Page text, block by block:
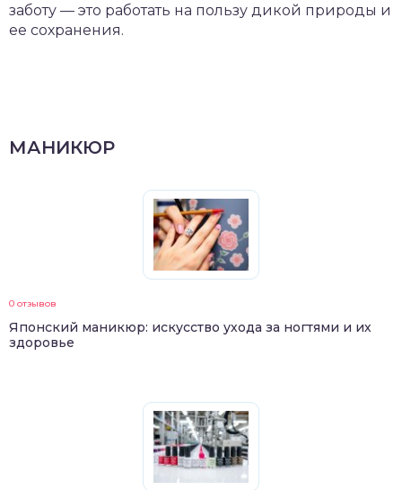
заботу — это работать на пользу дикой природы и
ее сохранения.
МАНИКЮР
0 отзывов
Японский маникюр: искусство ухода за ногтями и их
здоровье